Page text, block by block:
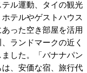
ル運動、タイの観光
テルやゲストハウス
った空き部屋を活用
ランドマークの近く
した。「バナナパン
、安価な宿、旅行代